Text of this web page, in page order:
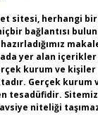
sitesi, herhangi
bağlantısı
yer alan
kurum ve kişiler
Gerçek
tesadüfidir.
niteliği